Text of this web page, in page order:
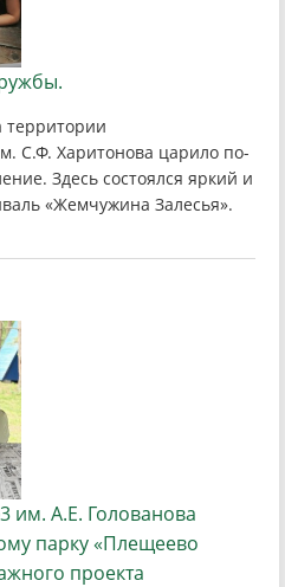
территории
С.Ф. Харитонова царило по-
Здесь состоялся яркий и
«Жемчужина Залесья».
им. А.Е. Голованова
парку «Плещеево
проекта